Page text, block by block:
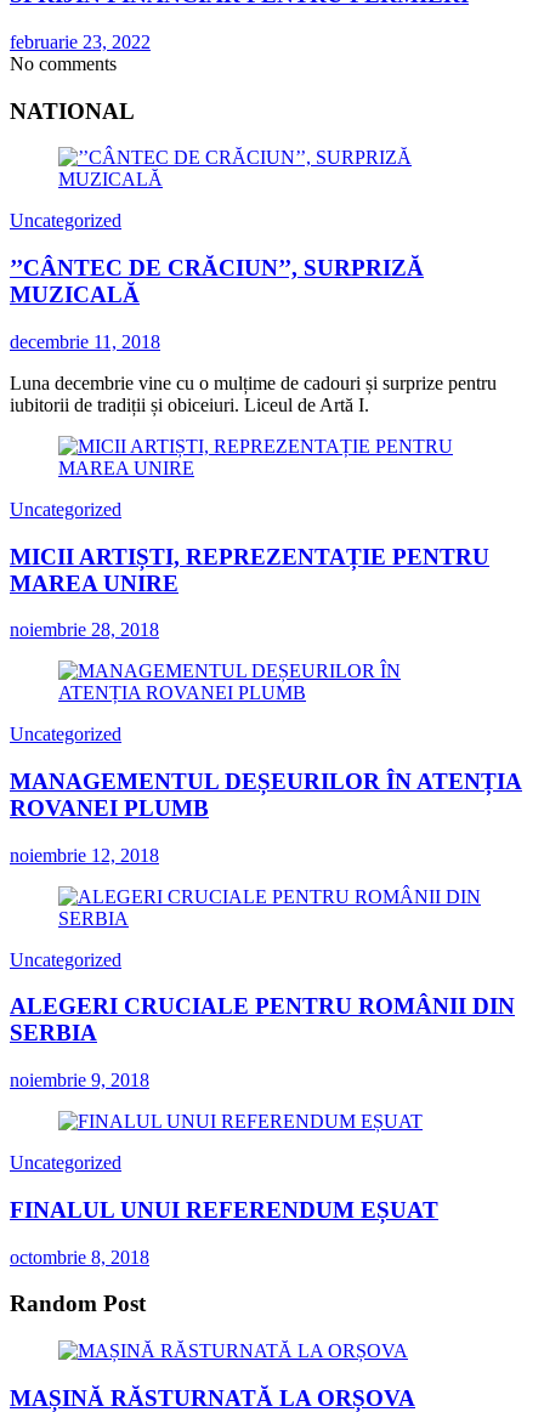
februarie 23, 2022
No comments
NATIONAL
Uncategorized
’’CÂNTEC DE CRĂCIUN’’, SURPRIZĂ
MUZICALĂ
decembrie 11, 2018
Luna decembrie vine cu o mulțime de cadouri și surprize pentru
iubitorii de tradiții și obiceiuri. Liceul de Artă I.
Uncategorized
MICII ARTIȘTI, REPREZENTAȚIE PENTRU
MAREA UNIRE
noiembrie 28, 2018
Uncategorized
MANAGEMENTUL DEȘEURILOR ÎN ATENȚIA
ROVANEI PLUMB
noiembrie 12, 2018
Uncategorized
ALEGERI CRUCIALE PENTRU ROMÂNII DIN
SERBIA
noiembrie 9, 2018
Uncategorized
FINALUL UNUI REFERENDUM EȘUAT
octombrie 8, 2018
Random Post
MAȘINĂ RĂSTURNATĂ LA ORȘOVA